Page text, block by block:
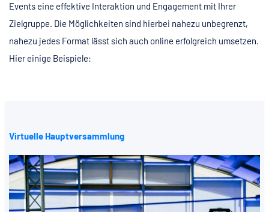
Events eine effektive Interaktion und Engagement mit Ihrer
Zielgruppe. Die Möglichkeiten sind hierbei nahezu unbegrenzt,
nahezu jedes Format lässt sich auch online erfolgreich umsetzen.
Hier einige Beispiele:
Virtuelle Hauptversammlung